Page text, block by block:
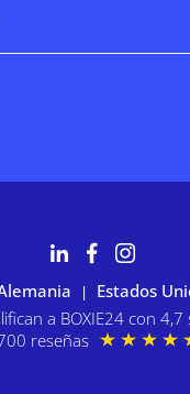
| Estados
a BOXIE24 con
reseñas